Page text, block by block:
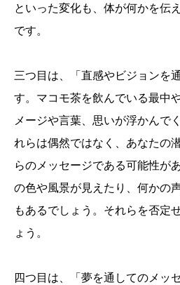
といった変化も、体が何かを伝
です。
三つ目は、「直感やビジョンを
す。マコモ茶を飲んでいる最中
メージや言葉、思いが浮かんで
れらは偶然ではなく、あなたの
らのメッセージである可能性が
の色や風景が見えたり、何かの
もあるでしょう。それらを否定
ょう。
四つ目は、「夢を通してのメッ